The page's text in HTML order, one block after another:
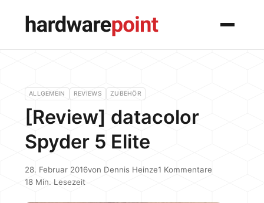
Menü
ALLGEMEIN REVIEWS ZUBEHÖR
[Review] datacolor
Spyder 5 Elite
28. Februar 2016von Dennis Heinze1 Kommentare
18 Min. Lesezeit